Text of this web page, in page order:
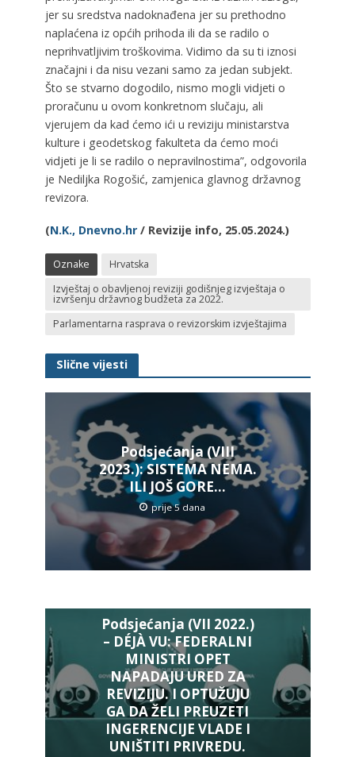
jer su sredstva nadoknađena jer su prethodno
naplaćena iz općih prihoda ili da se radilo o
neprihvatljivim troškovima. Vidimo da su ti iznosi
značajni i da nisu vezani samo za jedan subjekt.
Što se stvarno dogodilo, nismo mogli vidjeti o
proračunu u ovom konkretnom slučaju, ali
vjerujem da kad ćemo ići u reviziju ministarstva
kulture i geodetskog fakulteta da ćemo moći
vidjeti je li se radilo o nepravilnostima”, odgovorila
je Nediljka Rogošić, zamjenica glavnog državnog
revizora.
(N.K., Dnevno.hr/ Revizije info, 25.05.2024.)
Oznake
Hrvatska
Izvještaj o obavljenoj reviziji godišnjeg izvještaja o
izvršenju državnog budžeta za 2022.
Parlamentarna rasprava o revizorskim izvještajima
Slične vijesti
Podsjećanja (VIII
2023.): SISTEMA NEMA.
ILI JOŠ GORE…
prije 5 dana
Podsjećanja (VII 2022.)
– DÉJÀ VU: FEDERALNI
MINISTRI OPET
NAPADAJU URED ZA
REVIZIJU. I OPTUŽUJU
GA DA ŽELI PREUZETI
INGERENCIJE VLADE I
UNIŠTITI PRIVREDU.